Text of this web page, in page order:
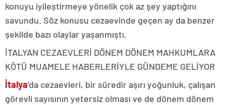
konuyu iyileştirmeye yönelik çok az şey yaptığını
savundu. Söz konusu cezaevinde geçen ay da benzer
şekilde bazı olaylar yaşanmıştı.
İTALYAN CEZAEVLERİ DÖNEM DÖNEM MAHKUMLARA
KÖTÜ MUAMELE HABERLERİYLE GÜNDEME GELİYOR
İtalya‘da cezaevleri, bir süredir aşırı yoğunluk, çalışan
görevli sayısının yetersiz olması ve de dönem dönem